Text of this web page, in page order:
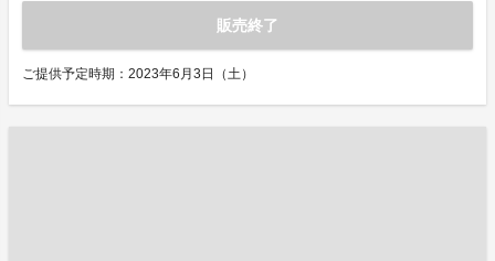
販売終了
ご提供予定時期：2023年6月3日（土）